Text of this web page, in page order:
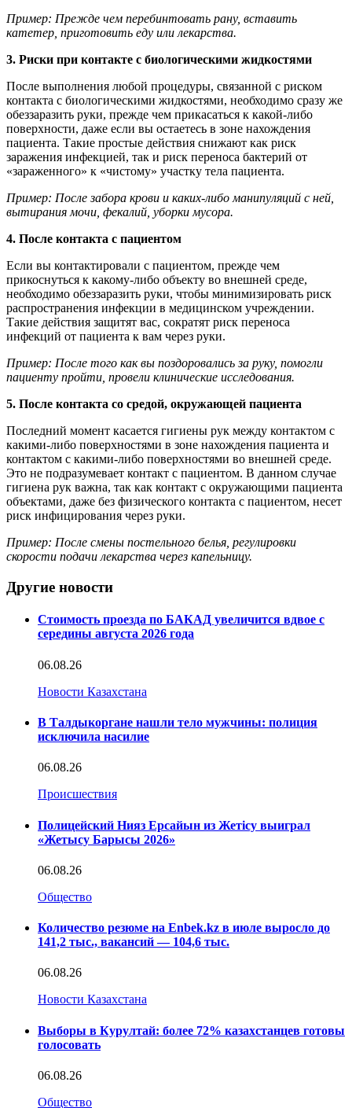
Пример: Прежде чем перебинтовать рану, вставить
катетер, приготовить еду или лекарства.
3. Риски при контакте с биологическими жидкостями
После выполнения любой процедуры, связанной с риском
контакта с биологическими жидкостями, необходимо сразу же
обеззаразить руки, прежде чем прикасаться к какой-либо
поверхности, даже если вы остаетесь в зоне нахождения
пациента. Такие простые действия снижают как риск
заражения инфекцией, так и риск переноса бактерий от
«зараженного» к «чистому» участку тела пациента.
Пример: После забора крови и каких-либо манипуляций с ней,
вытирания мочи, фекалий, уборки мусора.
4. После контакта с пациентом
Если вы контактировали с пациентом, прежде чем
прикоснуться к какому-либо объекту во внешней среде,
необходимо обеззаразить руки, чтобы минимизировать риск
распространения инфекции в медицинском учреждении.
Такие действия защитят вас, сократят риск переноса
инфекций от пациента к вам через руки.
Пример: После того как вы поздоровались за руку, помогли
пациенту пройти, провели клинические исследования.
5. После контакта со средой, окружающей пациента
Последний момент касается гигиены рук между контактом с
какими-либо поверхностями в зоне нахождения пациента и
контактом с какими-либо поверхностями во внешней среде.
Это не подразумевает контакт с пациентом. В данном случае
гигиена рук важна, так как контакт с окружающими пациента
объектами, даже без физического контакта с пациентом, несет
риск инфицирования через руки.
Пример: После смены постельного белья, регулировки
скорости подачи лекарства через капельницу.
Другие новости
Стоимость проезда по БАКАД увеличится вдвое с
середины августа 2026 года
06.08.26
Новости Казахстана
В Талдыкоргане нашли тело мужчины: полиция
исключила насилие
06.08.26
Происшествия
Полицейский Нияз Ерсайын из Жетісу выиграл
«Жетысу Барысы 2026»
06.08.26
Общество
Количество резюме на Enbek.kz в июле выросло до
141,2 тыс., вакансий — 104,6 тыс.
06.08.26
Новости Казахстана
Выборы в Курултай: более 72% казахстанцев готовы
голосовать
06.08.26
Общество